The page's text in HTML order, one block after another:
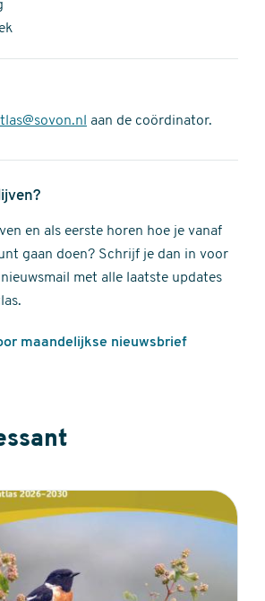
aan de coördinator.
en als eerste horen hoe je vanaf
gaan doen? Schrijf je dan in voor
met alle laatste updates
maandelijkse nieuwsbrief